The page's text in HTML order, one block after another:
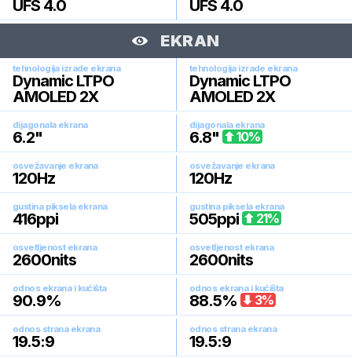
UFS 4.0
UFS 4.0
EKRAN
tehnologija izrade ekrana
Dynamic LTPO
AMOLED 2X
tehnologija izrade ekrana
Dynamic LTPO
AMOLED 2X
dijagonala ekrana
6.2"
dijagonala ekrana
6.8" 10%
osvežavanje ekrana
120Hz
osvežavanje ekrana
120Hz
gustina piksela ekrana
416ppi
gustina piksela ekrana
505ppi 21%
osvetljenost ekrana
2600nits
osvetljenost ekrana
2600nits
odnos ekrana i kućišta
90.9%
odnos ekrana i kućišta
88.5% 3%
odnos strana ekrana
19.5:9
odnos strana ekrana
19.5:9